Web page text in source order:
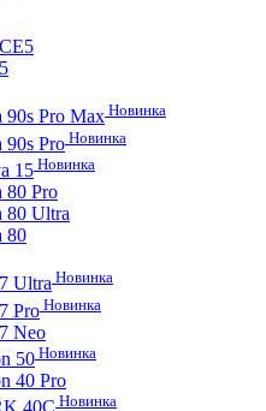
Pro Max Новинка
Pro Новинка
15 Новинка
80 Pro
80 Ultra
80
Ultra Новинка
Pro Новинка
Neo
50 Новинка
40 Pro
Новинка